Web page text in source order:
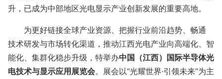
升，已成为中部地区光电显示产业创新发展的重要高地。
为更好链接全球产业资源、把握行业前沿趋势、畅通
技术研发与市场转化渠道，推动江西光电产业向高端化、智
能化、集群化稳步升级，特举办中国（江西）国际半导体光
电技术与显示应用展览会。展会以“光耀世界·引领未来”为主